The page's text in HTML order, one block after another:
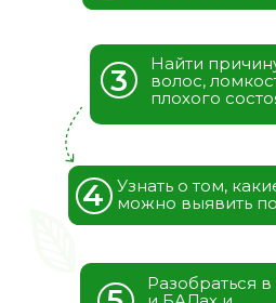
3
Узнать о том,
можно выявить
4
Разобраться
Найти
волос,
плохого